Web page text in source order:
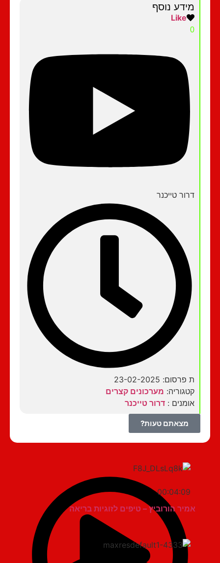
מידע נוסף
דרור טייכנר
ת פרסום: 23-02-2025
קטגוריה:מערכונים קצרים
אומנים :דרור טייכנר
מצאתם טעות?
00:04:09
אמיר הורוביץ – טיפים לזוגיות בריאה